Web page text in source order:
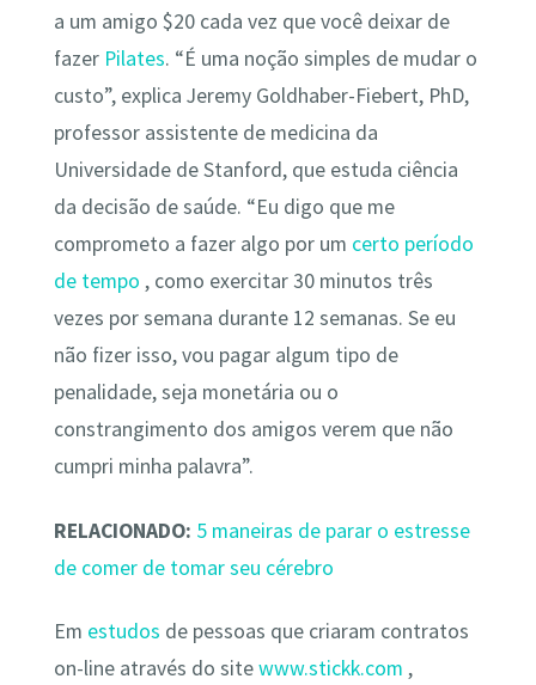
a um amigo $20 cada vez que você deixar de
fazer Pilates. “É uma noção simples de mudar o
custo”, explica Jeremy Goldhaber-Fiebert, PhD,
professor assistente de medicina da
Universidade de Stanford, que estuda ciência
da decisão de saúde. “Eu digo que me
comprometo a fazer algo por um certo período
de tempo , como exercitar 30 minutos três
vezes por semana durante 12 semanas. Se eu
não fizer isso, vou pagar algum tipo de
penalidade, seja monetária ou o
constrangimento dos amigos verem que não
cumpri minha palavra”.
RELACIONADO: 5 maneiras de parar o estresse
de comer de tomar seu cérebro
Em estudos de pessoas que criaram contratos
on-line através do sitewww.stickk.com ,